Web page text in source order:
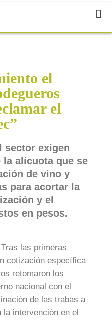
el
el
sector exigen
alícuota que se
de vino y
para acortar la
y el
en pesos.
Tras las primeras
cotización específica
retomaron los
nacional con el
de las trabas a
la intervención en el